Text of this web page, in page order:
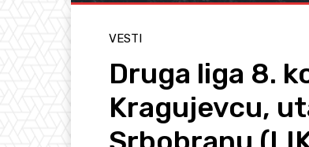
VESTI
Druga liga 8.
Kragujevcu,